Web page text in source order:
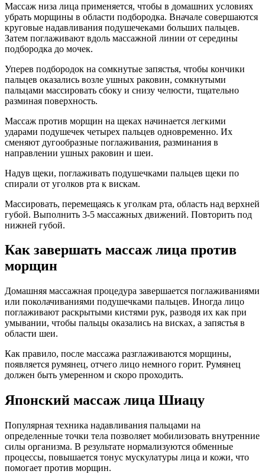
Массаж низа лица применяется, чтобы в домашних условиях
убрать морщины в области подбородка. Вначале совершаются
круговые надавливания подушечеками больших пальцев.
Затем поглаживают вдоль массажной линии от середины
подбородка до мочек.
Уперев подбородок на сомкнутые запястья, чтобы кончики
пальцев оказались возле ушных раковин, сомкнутыми
пальцами массировать сбоку и снизу челюсти, тщательно
разминая поверхность.
Массаж против морщин на щеках начинается легкими
ударами подушечек четырех пальцев одновременно. Их
сменяют дугообразные поглаживания, разминания в
направлении ушных раковин и шеи.
Надув щеки, поглаживать подушечками пальцев щеки по
спирали от уголков рта к вискам.
Массировать, перемещаясь к уголкам рта, область над верхней
губой. Выполнить 3-5 массажных движений. Повторить под
нижней губой.
Как завершать массаж лица против
морщин
Домашняя массажная процедура завершается поглаживаниями
или поколачиваниями подушечками пальцев. Иногда лицо
поглаживают раскрытыми кистями рук, разводя их как при
умывании, чтобы пальцы оказались на висках, а запястья в
области шеи.
Как правило, после массажа разглаживаются морщины,
появляется румянец, отчего лицо немного горит. Румянец
должен быть умеренном и скоро проходить.
Японский массаж лица Шиацу
Популярная техника надавливания пальцами на
определенные точки тела позволяет мобилизовать внутренние
силы организма. В результате нормализуются обменные
процессы, повышается тонус мускулатуры лица и кожи, что
помогает против морщин.